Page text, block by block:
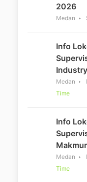
2026
Medan
Info
Medan
Time
Info
Medan
Time